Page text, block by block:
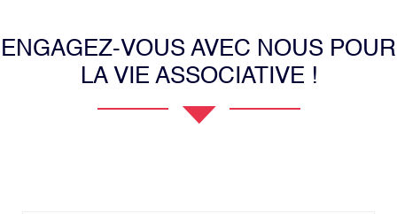
ENGAGEZ-VOUS AVEC NOUS POUR
LA VIE ASSOCIATIVE !